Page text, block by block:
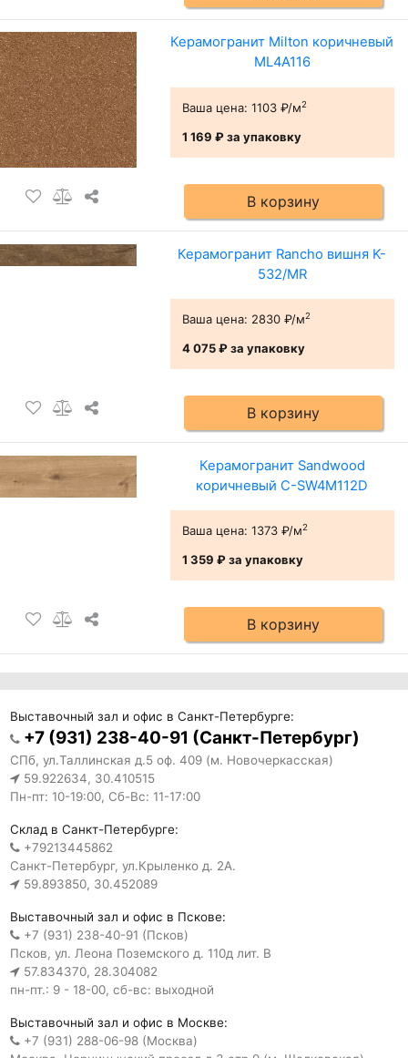
Керамогранит Milton коричневый
ML4A116
Ваша цена: 1103 ₽/м2
1 169 ₽за упаковку
В корзину
Керамогранит Rancho вишня K-
532/MR
Ваша цена: 2830 ₽/м2
4 075 ₽за упаковку
В корзину
Керамогранит Sandwood
коричневый C-SW4M112D
Ваша цена: 1373 ₽/м2
1 359 ₽за упаковку
В корзину
Выставочный зал и офис в Санкт-Петербурге:
+7 (931) 238-40-91 (Санкт-Петербург)
СПб, ул.Таллинская д.5 оф. 409 (м. Новочеркасская)
59.922634, 30.410515
Пн-пт: 10-19:00, Сб-Вс: 11-17:00
Склад в Санкт-Петербурге:
+79213445862
Санкт-Петербург, ул.Крыленко д. 2А.
59.893850, 30.452089
Выставочный зал и офис в Пскове:
+7 (931) 238-40-91 (Псков)
Псков, ул. Леона Поземского д. 110д лит. В
57.834370, 28.304082
пн-пт.: 9 - 18-00, сб-вс: выходной
Выставочный зал и офис в Москве:
+7 (931) 288-06-98 (Москва)